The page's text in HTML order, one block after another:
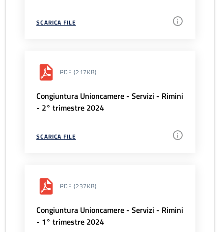
SCARICA FILE
PDF (217KB)
Congiuntura Unioncamere - Servizi - Rimini
- 2° trimestre 2024
SCARICA FILE
PDF (237KB)
Congiuntura Unioncamere - Servizi - Rimini
- 1° trimestre 2024